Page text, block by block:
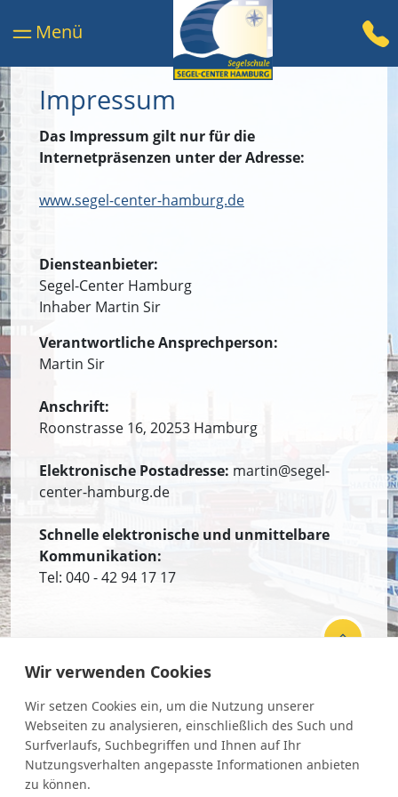
Impressum
Das Impressum gilt nur für die
Internetpräsenzen unter der Adresse:
www.segel-center-hamburg.de
Diensteanbieter:
Segel-Center Hamburg
Inhaber Martin Sir
Verantwortliche Ansprechperson:
Martin Sir
Anschrift:
Roonstrasse 16, 20253 Hamburg
Elektronische Postadresse: martin@segel-
center-hamburg.de
Schnelle elektronische und unmittelbare
Kommunikation:
Tel: 040 - 42 94 17 17
Newsletter
AGB
Datenschutz
Wir verwenden Cookies
Wir setzen Cookies ein, um die Nutzung unserer
Webseiten zu analysieren, einschließlich des Such und
Surfverlaufs, Suchbegriffen und Ihnen auf Ihr
Nutzungsverhalten angepasste Informationen anbieten
zu können.